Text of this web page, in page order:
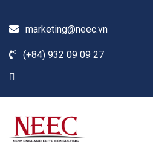
marketing@neec.vn
(+84) 932 09 09 27